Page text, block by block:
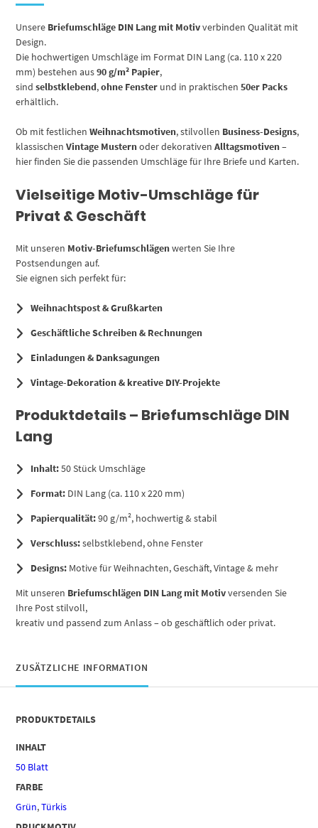
Unsere Briefumschläge DIN Lang mit Motivverbinden Qualität mit
Design.
Die hochwertigen Umschläge im Format DIN Lang (ca. 110 x 220
mm) bestehen aus90 g/m² Papier,
sindselbstklebend,ohne Fenster und in praktischen50er Packs
erhältlich.
Ob mit festlichenWeihnachtsmotiven, stilvollen Business-Designs,
klassischenVintage Musternoder dekorativenAlltagsmotiven–
hier finden Sie die passenden Umschläge für Ihre Briefe und Karten.
Vielseitige Motiv-Umschläge für
Privat & Geschäft
Mit unseren Motiv-Briefumschlägenwerten Sie Ihre
Postsendungen auf.
Sie eignen sich perfekt für:
Weihnachtspost & Grußkarten
Geschäftliche Schreiben & Rechnungen
Einladungen & Danksagungen
Vintage-Dekoration & kreative DIY-Projekte
Produktdetails – Briefumschläge DIN
Lang
Inhalt:50 Stück Umschläge
Format: DIN Lang (ca. 110 x 220 mm)
Papierqualität:90 g/m², hochwertig & stabil
Verschluss:selbstklebend, ohne Fenster
Designs: Motive für Weihnachten, Geschäft, Vintage & mehr
Mit unseren Briefumschlägen DIN Lang mit Motivversenden Sie
Ihre Post stilvoll,
kreativ und passend zum Anlass – ob geschäftlich oder privat.
ZUSÄTZLICHE INFORMATION
PRODUKTDETAILS
INHALT
50 Blatt
FARBE
Grün,Türkis